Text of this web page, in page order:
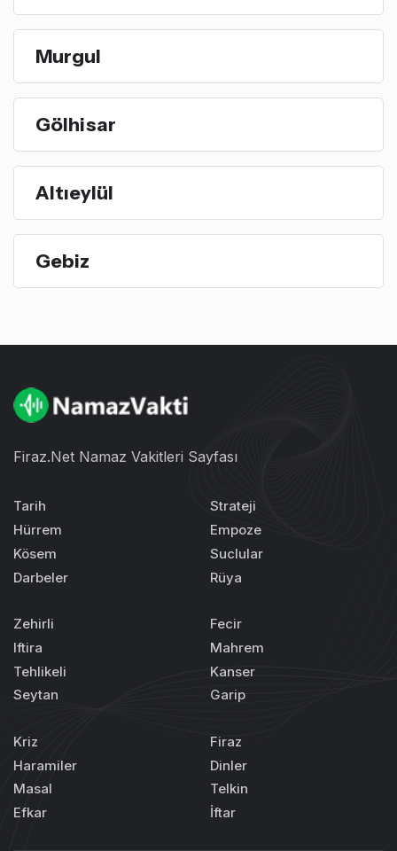
Murgul
Gölhisar
Altıeylül
Gebiz
Firaz.Net Namaz Vakitleri Sayfası
Tarih
Hürrem
Kösem
Darbeler
Strateji
Empoze
Suclular
Rüya
Zehirli
Iftira
Tehlikeli
Seytan
Fecir
Mahrem
Kanser
Garip
Kriz
Haramiler
Masal
Efkar
Firaz
Dinler
Telkin
İftar